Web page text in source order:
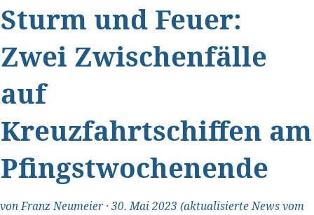
Sturm und Feuer:
Zwei Zwischenfälle
auf
Kreuzfahrtschiffen am
Pfingstwochenende
vonFranz Neumeier·30. Mai 2023 (aktualisierte News vom